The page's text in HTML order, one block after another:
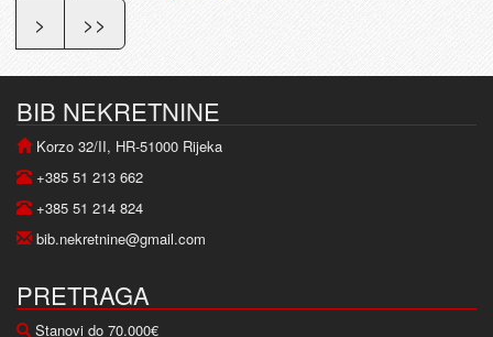
>
>>
BIB NEKRETNINE
Korzo 32/II, HR-51000 Rijeka
+385 51 213 662
+385 51 214 824
bib.nekretnine@gmail.com
PRETRAGA
Stanovi do 70.000€